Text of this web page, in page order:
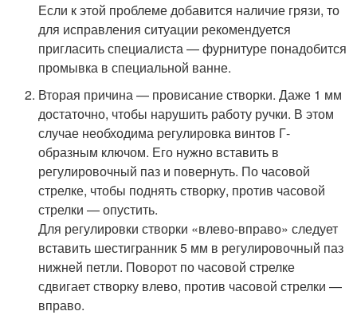
Если к этой проблеме добавится наличие грязи, то
для исправления ситуации рекомендуется
пригласить специалиста — фурнитуре понадобится
промывка в специальной ванне.
Вторая причина — провисание створки. Даже 1 мм
достаточно, чтобы нарушить работу ручки. В этом
случае необходима регулировка винтов Г-
образным ключом. Его нужно вставить в
регулировочный паз и повернуть. По часовой
стрелке, чтобы поднять створку, против часовой
стрелки — опустить.
Для регулировки створки «влево-вправо» следует
вставить шестигранник 5 мм в регулировочный паз
нижней петли. Поворот по часовой стрелке
сдвигает створку влево, против часовой стрелки —
вправо.